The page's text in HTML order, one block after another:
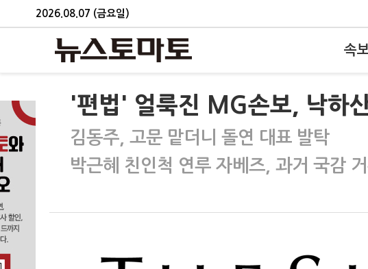
2026.08.07 (금요일)
속
'편법' 얼룩진 MG손보, 낙하
김동주, 고문 맡더니 돌연 대표 발탁
박근혜 친인척 연루 자베즈, 과거 국감